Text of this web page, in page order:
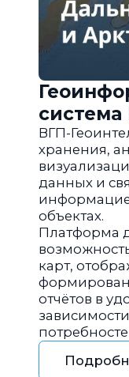
система
ВГП-
хранения,
данных и
объектах.
Платформа
карт,
отчётов в